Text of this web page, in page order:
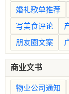
婚礼歌单推荐
写美食评论
朋友圈文案
商业文书
物业公司通知